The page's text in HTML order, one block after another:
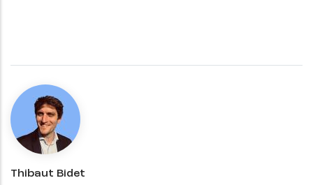
Thibaut Bidet